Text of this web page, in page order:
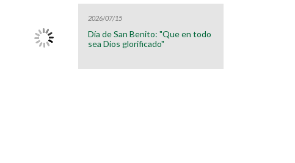
2026/07/15
Día de San Benito: "Que en todo
sea Dios glorificado"